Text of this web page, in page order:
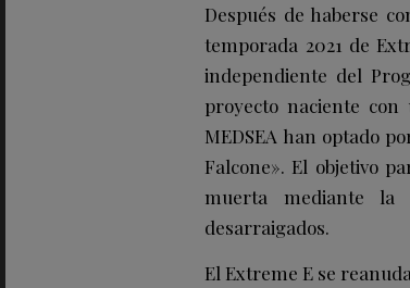
Después de haberse
temporada 2021 de
independiente del
proyecto naciente
MEDSEA han optado
Falcone». El objetivo
muerta mediante la
desarraigados.
El Extreme E se